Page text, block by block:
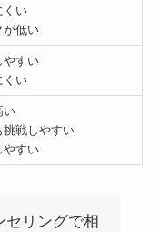
くい
が低い
やすい
くい
い
挑戦しやすい
やすい
セリングで相